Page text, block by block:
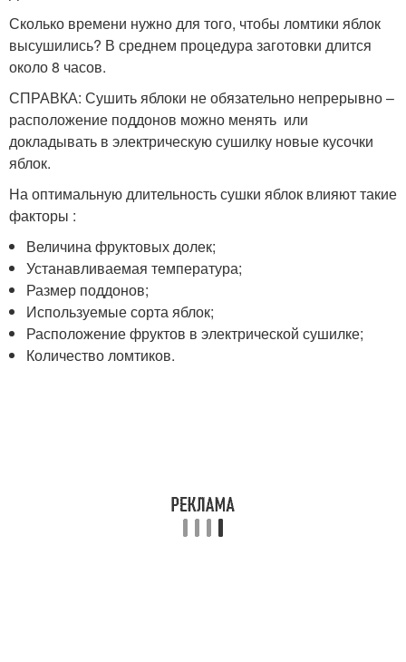
Сколько времени нужно для того, чтобы ломтики яблок
высушились? В среднем процедура заготовки длится
около 8 часов.
СПРАВКА: Сушить яблоки не обязательно непрерывно –
расположение поддонов можно менять или
докладывать в электрическую сушилку новые кусочки
яблок.
На оптимальную длительность сушки яблок влияют такие
факторы :
Величина фруктовых долек;
Устанавливаемая температура;
Размер поддонов;
Используемые сорта яблок;
Расположение фруктов в электрической сушилке;
Количество ломтиков.